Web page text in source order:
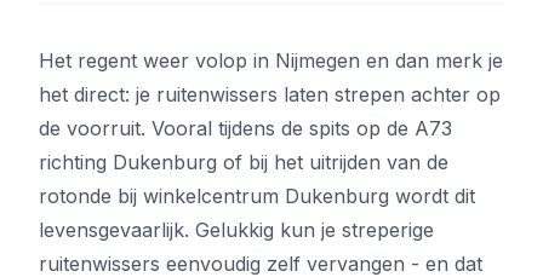
Het regent weer volop in Nijmegen en dan merk je
het direct: je ruitenwissers laten strepen achter op
de voorruit. Vooral tijdens de spits op de A73
richting Dukenburg of bij het uitrijden van de
rotonde bij winkelcentrum Dukenburg wordt dit
levensgevaarlijk. Gelukkig kun je streperige
ruitenwissers eenvoudig zelf vervangen - en dat